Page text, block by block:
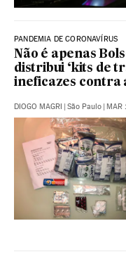
PANDEMIA DE CORONAVÍRUS
Não é apenas
distribui ‘kits de
ineficazes contra
DIOGO MAGRI | São Paulo | MAR